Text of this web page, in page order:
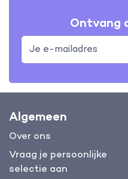
Ontvang
Algemeen
Over ons
Vraag je persoonlijke
selectie aan